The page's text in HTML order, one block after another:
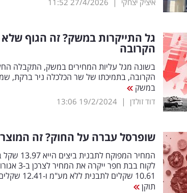
איציק יצחקי 27/4/2026
11:52
גל התייקרות במשק? זה הגוף
הקרובה
בשונה מגל עליות המחירים במשק, התקבלה
הקרובה, בתמיכתו של שר הכלכלה ניר ברקת,
במשק
דוד זולדן |
19/2/2024
13:06
שופרסל עברה על החוק? זה
המחיר
לקוח
10.61
תוקן